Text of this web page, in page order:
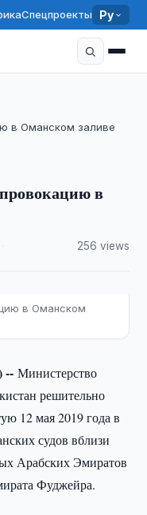
Спецпроекты Ру
в Оманском заливе
в
256 views
в Оманском
--Министерство
решительно
12 мая 2019 года в
судов вблизи
Арабских Эмиратов
Фуджейра.